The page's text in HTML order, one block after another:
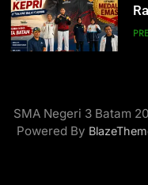
SMA Negeri 3 Batam
Powered By